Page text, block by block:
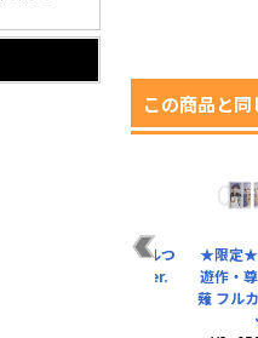
この商品と
王道遊歩 アクリルつ
ままれ 中学生Ver.
★限定★
遊作・
薙 フル